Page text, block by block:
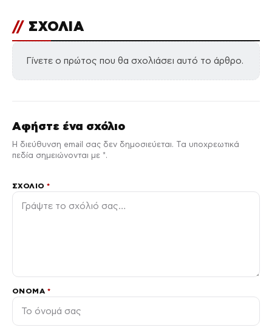
// ΣΧΟΛΙΑ
Γίνετε ο πρώτος που θα σχολιάσει αυτό το άρθρο.
Αφήστε ένα σχόλιο
Η διεύθυνση email σας δεν δημοσιεύεται. Τα υποχρεωτικά
πεδία σημειώνονται με *.
ΣΧΌΛΙΟ*
ΌΝΟΜΑ *